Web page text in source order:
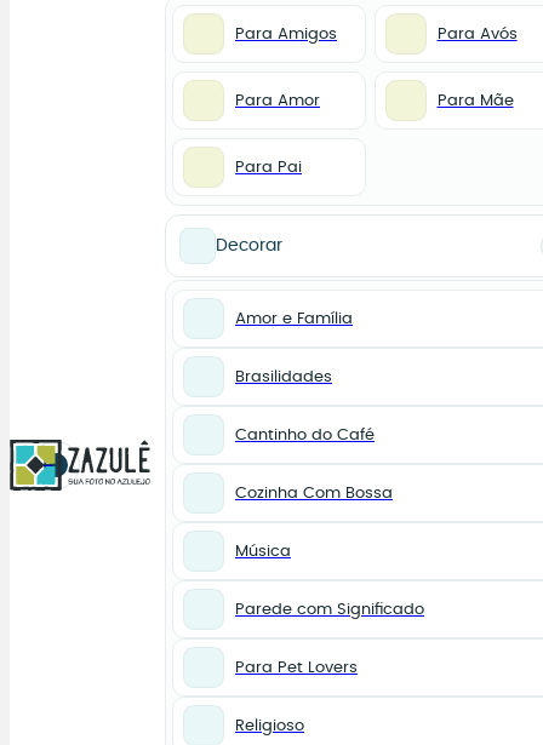
0
Para Amigos Para Avós
Para Amor Para Mãe
Para Pai
Decorar
Amor e Família
Brasilidades
Cantinho do Café
Cozinha Com Bossa
Música
Parede com Significado
Para Pet Lovers
Religioso